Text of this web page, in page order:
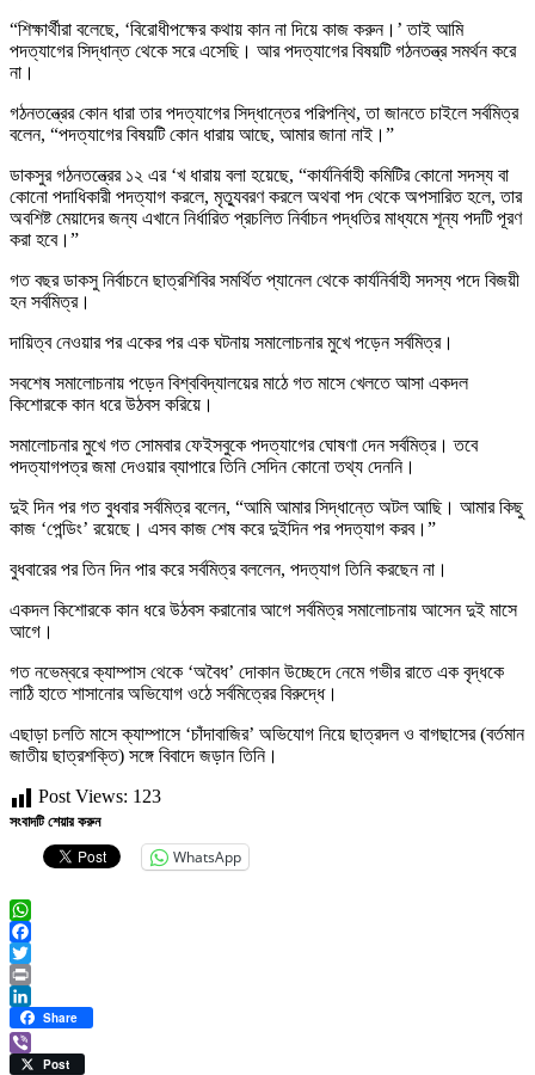
“শিক্ষার্থীরা বলেছে, ‘বিরোধীপক্ষের কথায় কান না দিয়ে কাজ করুন।’ তাই আমি
পদত্যাগের সিদ্ধান্ত থেকে সরে এসেছি। আর পদত্যাগের বিষয়টি গঠনতন্ত্র সমর্থন করে
না।
গঠনতন্ত্রের কোন ধারা তার পদত্যাগের সিদ্ধান্তের পরিপন্থি, তা জানতে চাইলে সর্বমিত্র
বলেন, “পদত্যাগের বিষয়টি কোন ধারায় আছে, আমার জানা নাই।”
ডাকসুর গঠনতন্ত্রের ১২ এর ‘খ ধারায় বলা হয়েছে, “কার্যনির্বাহী কমিটির কোনো সদস্য বা
কোনো পদাধিকারী পদত্যাগ করলে, মৃত্যুবরণ করলে অথবা পদ থেকে অপসারিত হলে, তার
অবশিষ্ট মেয়াদের জন্য এখানে নির্ধারিত প্রচলিত নির্বাচন পদ্ধতির মাধ্যমে শূন্য পদটি পূরণ
করা হবে।”
গত বছর ডাকসু নির্বাচনে ছাত্রশিবির সমর্থিত প্যানেল থেকে কার্যনির্বাহী সদস্য পদে বিজয়ী
হন সর্বমিত্র।
দায়িত্ব নেওয়ার পর একের পর এক ঘটনায় সমালোচনার মুখে পড়েন সর্বমিত্র।
সবশেষ সমালোচনায় পড়েন বিশ্ববিদ্যালয়ের মাঠে গত মাসে খেলতে আসা একদল
কিশোরকে কান ধরে উঠবস করিয়ে।
সমালোচনার মুখে গত সোমবার ফেইসবুকে পদত্যাগের ঘোষণা দেন সর্বমিত্র। তবে
পদত্যাগপত্র জমা দেওয়ার ব্যাপারে তিনি সেদিন কোনো তথ্য দেননি।
দুই দিন পর গত বুধবার সর্বমিত্র বলেন, “আমি আমার সিদ্ধান্তে অটল আছি। আমার কিছু
কাজ ‘পেন্ডিং’ রয়েছে। এসব কাজ শেষ করে দুইদিন পর পদত্যাগ করব।”
বুধবারের পর তিন দিন পার করে সর্বমিত্র বললেন, পদত্যাগ তিনি করছেন না।
একদল কিশোরকে কান ধরে উঠবস করানোর আগে সর্বমিত্র সমালোচনায় আসেন দুই মাসে
আগে।
গত নভেম্বরে ক্যাম্পাস থেকে ‘অবৈধ’ দোকান উচ্ছেদে নেমে গভীর রাতে এক বৃদ্ধকে
লাঠি হাতে শাসানোর অভিযোগ ওঠে সর্বমিত্রের বিরুদ্ধে।
এছাড়া চলতি মাসে ক্যাম্পাসে ‘চাঁদাবাজির’ অভিযোগ নিয়ে ছাত্রদল ও বাগছাসের (বর্তমান
জাতীয় ছাত্রশক্তি) সঙ্গে বিবাদে জড়ান তিনি।
Post Views: 123
সংবাদটি শেয়ার করুন
WhatsApp
WhatsApp
Facebook
Twitter
Print
LinkedIn
Share
ViberPost